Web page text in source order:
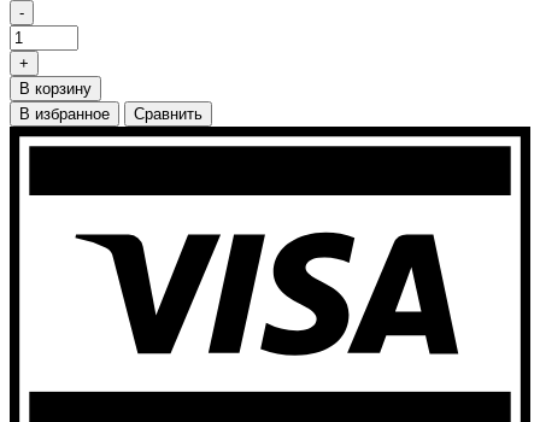
-
+
В корзину
В избранное
Сравнить